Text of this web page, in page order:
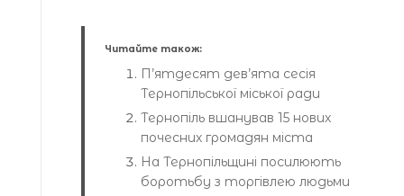
Читайте також:
П’ятдесят дев’ята сесія
Тернопільської міської ради
Тернопіль вшанував 15 нових
почесних громадян міста
На Тернопільщині посилюють
боротьбу з торгівлею людьми